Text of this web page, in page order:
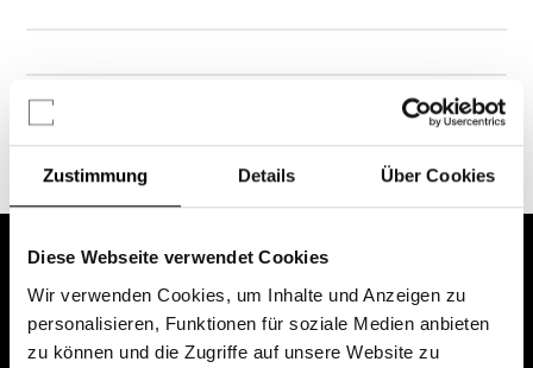
Zustimmung Details Über Cookies
Diese Webseite verwendet Cookies
Wir verwenden Cookies, um Inhalte und Anzeigen zu
personalisieren, Funktionen für soziale Medien anbieten
zu können und die Zugriffe auf unsere Website zu
Chancen & Risiken